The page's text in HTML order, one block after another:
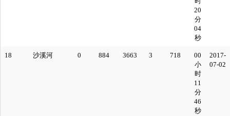
20
分
04
秒
18 沙溪河 0 884 3663 3 718
00
小
时
11
分
46
秒
2017-
07-02